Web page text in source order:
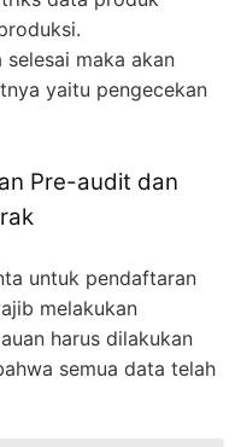
maka akan
yaitu pengecekan
Pre-audit dan
untuk pendaftaran
melakukan
harus dilakukan
semua data telah